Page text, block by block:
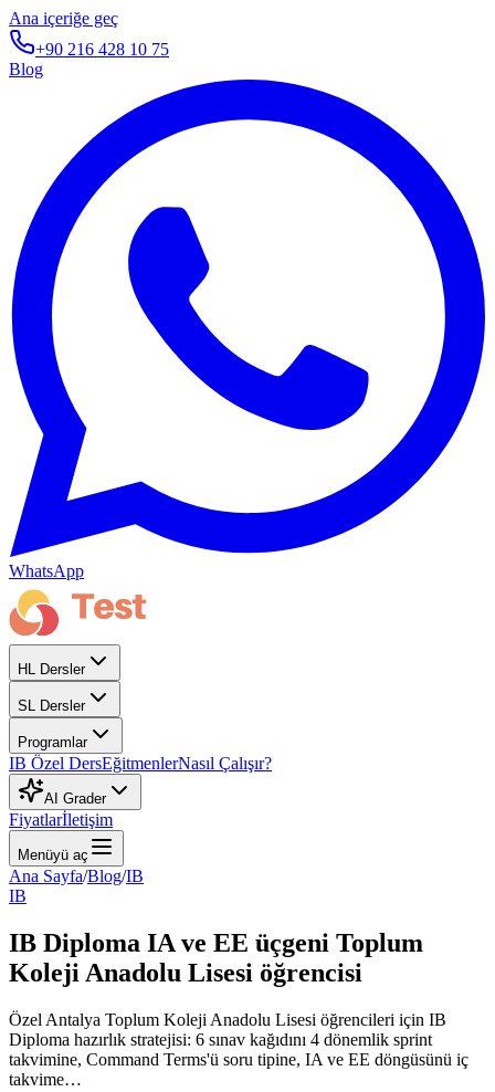
Ana içeriğe geç
+90 216 428 10 75
Blog
WhatsApp
HL Dersler
SL Dersler
Programlar
IB Özel DersEğitmenlerNasıl Çalışır?
AI Grader
Fiyatlarİletişim
Menüyü aç
Ana Sayfa/Blog/IB
IB
IB Diploma IA ve EE üçgeni Toplum
Koleji Anadolu Lisesi öğrencisi
Özel Antalya Toplum Koleji Anadolu Lisesi öğrencileri için IB
Diploma hazırlık stratejisi: 6 sınav kağıdını 4 dönemlik sprint
takvimine, Command Terms'ü soru tipine, IA ve EE döngüsünü iç
takvime…